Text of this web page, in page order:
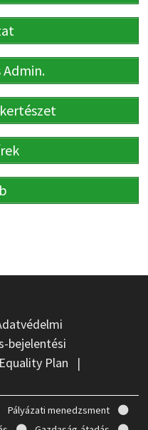
bejelentési
Plan |
Pályázati menedzsment